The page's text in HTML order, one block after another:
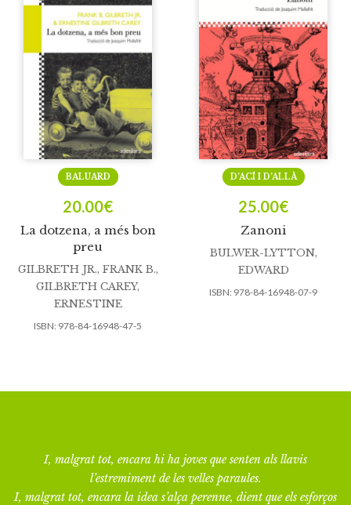
La dotzena, a més bon
preu
BALUARD
20.00€
GILBRETH JR., FRANK B.,
GILBRETH CAREY,
ERNESTINE
ISBN: 978-84-16948-47-5
Zanoni
D’ACÍ I D’ALLÀ
25.00€
BULWER-LYTTON,
EDWARD
ISBN: 978-84-16948-07-9
I, malgrat tot, encara hi ha joves que senten als llavis
l’estremiment de les velles paraules.
I, malgrat tot, encara la idea s’alça perenne, dient que els esforços